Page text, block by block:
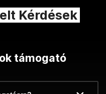
Kérdések
támogató